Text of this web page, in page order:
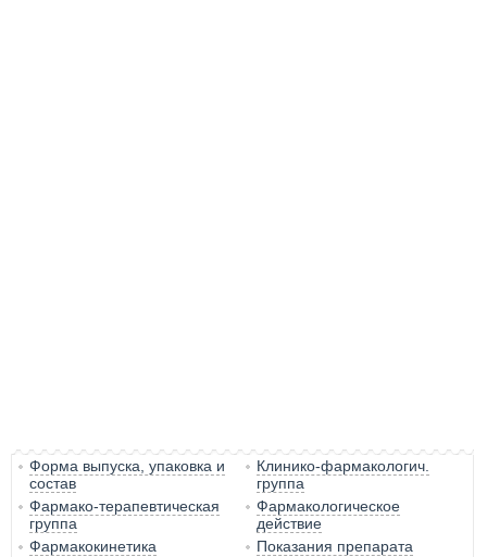
Форма выпуска, упаковка и
состав
Клинико-фармакологич.
группа
Фармако-терапевтическая
группа
Фармакологическое
действие
Фармакокинетика
Показания препарата